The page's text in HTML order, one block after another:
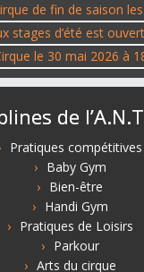
de fin de saison
stages d’été est
le 30 mai 2026 à
de
Pratiques compétitives
Baby Gym
Bien-être
Handi Gym
Pratiques de Loisirs
Parkour
Arts du cirque